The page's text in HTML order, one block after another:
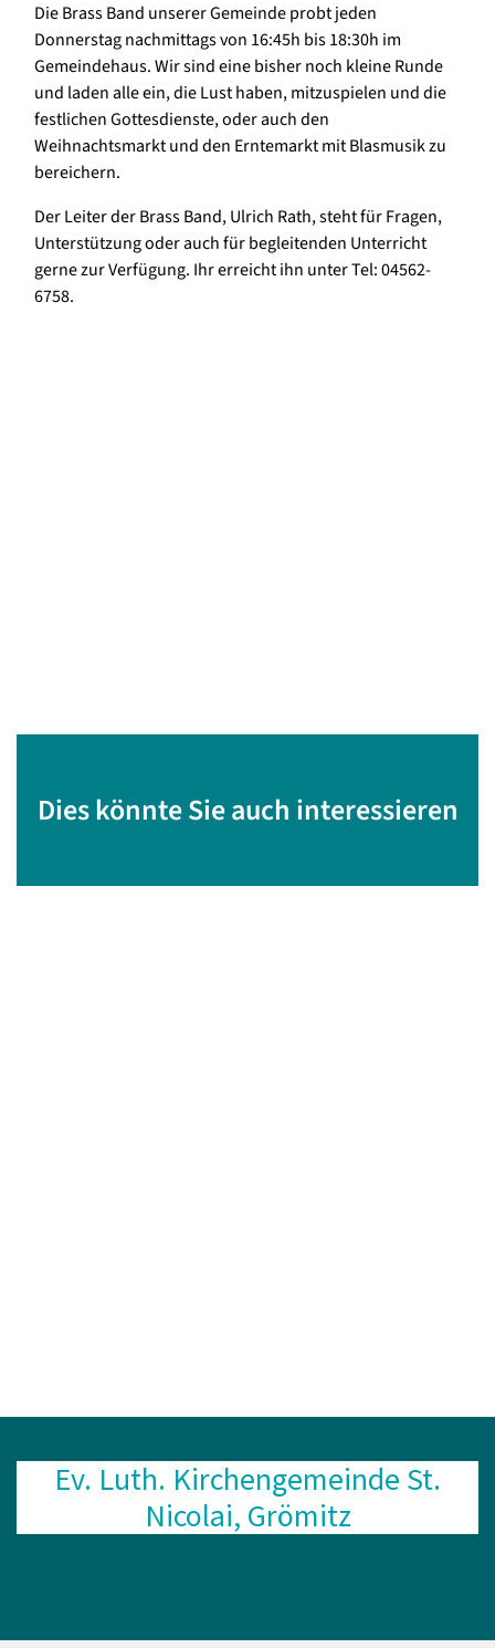
Die Brass Band unserer Gemeinde probt jeden
Donnerstag nachmittags von 16:45h bis 18:30h im
Gemeindehaus. Wir sind eine bisher noch kleine Runde
und laden alle ein, die Lust haben, mitzuspielen und die
festlichen Gottesdienste, oder auch den
Weihnachtsmarkt und den Erntemarkt mit Blasmusik zu
bereichern.
Der Leiter der Brass Band, Ulrich Rath, steht für Fragen,
Unterstützung oder auch für begleitenden Unterricht
gerne zur Verfügung. Ihr erreicht ihn unter Tel: 04562-
6758.
Dies könnte Sie auch interessieren
Ev. Luth. Kirchengemeinde St.
Nicolai, Grömitz